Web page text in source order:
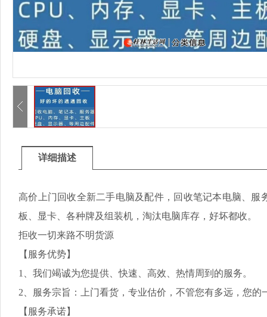
详细描述
高价上门回收全新二手电脑及配件，回收笔记本电脑、
板、显卡、各种牌及组装机，淘汰电脑库存，好坏都收。
拒收一切来路不明货源
【服务优势】
1、我们竭诚为您提供、快速、高效、热情周到的服务。
2、服务宗旨：上门看货，专业估价，不管您有多远，您的
【服务承诺】